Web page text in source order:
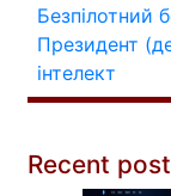
Безпілотний
Президент
інтелект
Recent